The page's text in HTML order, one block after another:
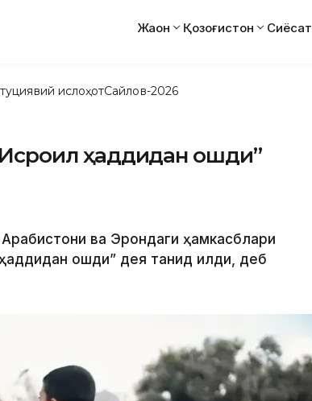
Жаҳон Қозоғистон Сиёсат
ислоҳотСайлов-2026
ҳаддидан ошди”
ва Эрондаги ҳамкасблари
ошди” дея танқид қилди, деб